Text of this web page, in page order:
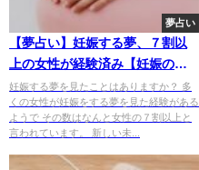
夢占い
【夢占い】妊娠する夢、７割以
上の女性が経験済み【妊娠の夢
を完全解説】
妊娠する夢を見たことはありますか？ 多
くの女性が妊娠をする夢を見た経験がある
ようで その数はなんと女性の７割以上と
言われています。 新しい未...